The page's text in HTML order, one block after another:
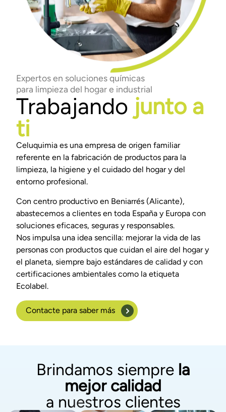
Expertos en soluciones químicas
para limpieza del hogar e industrial
Trabajando junto a
ti
Celuquimia es una empresa de origen familiar
referente en la fabricación de productos para la
limpieza, la higiene y el cuidado del hogar y del
entorno profesional.
Con centro productivo en Beniarrés (Alicante),
abastecemos a clientes en toda España y Europa con
soluciones eficaces, seguras y responsables.
Nos impulsa una idea sencilla: mejorar la vida de las
personas con productos que cuidan el aire del hogar y
el planeta, siempre bajo estándares de calidad y con
certificaciones ambientales como la etiqueta
Ecolabel.
Contacte para saber más
Brindamos siempre la
mejor calidad
a nuestros clientes